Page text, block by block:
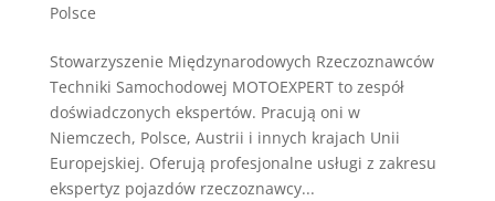
Polsce
Stowarzyszenie Międzynarodowych Rzeczoznawców
Techniki Samochodowej MOTOEXPERT to zespół
doświadczonych ekspertów. Pracują oni w
Niemczech, Polsce, Austrii i innych krajach Unii
Europejskiej. Oferują profesjonalne usługi z zakresu
ekspertyz pojazdów rzeczoznawcy...